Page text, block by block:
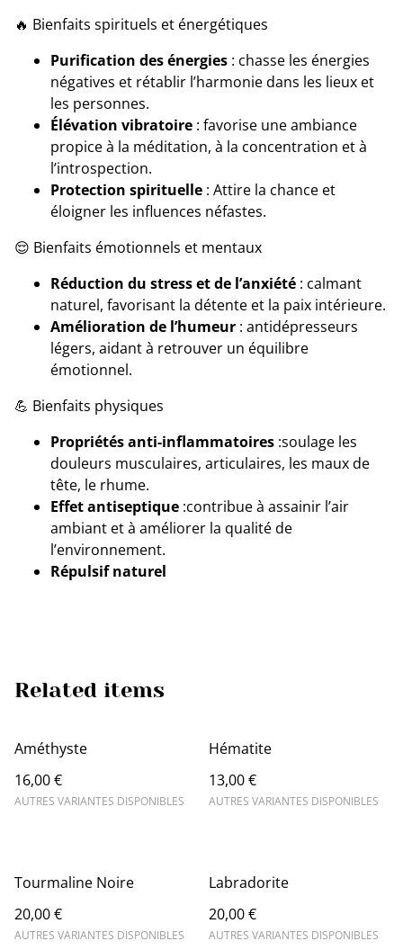
🔥 Bienfaits spirituels et énergétiques
Purification des énergies : chasse les énergies
négatives et rétablir l’harmonie dans les lieux et
les personnes.
Élévation vibratoire : favorise une ambiance
propice à la méditation, à la concentration et à
l’introspection.
Protection spirituelle : Attire la chance et
éloigner les influences néfastes.
😌 Bienfaits émotionnels et mentaux
Réduction du stress et de l’anxiété : calmant
naturel, favorisant la détente et la paix intérieure.
Amélioration de l’humeur : antidépresseurs
légers, aidant à retrouver un équilibre
émotionnel.
💪 Bienfaits physiques
Propriétés anti-inflammatoires :soulage les
douleurs musculaires, articulaires, les maux de
tête, le rhume.
Effet antiseptique :contribue à assainir l’air
ambiant et à améliorer la qualité de
l’environnement.
Répulsif naturel
Related items
Améthyste
16,00 €
AUTRES VARIANTES DISPONIBLES
Hématite
13,00 €
AUTRES VARIANTES DISPONIBLES
Tourmaline Noire
20,00 €
AUTRES VARIANTES DISPONIBLES
Labradorite
20,00 €
AUTRES VARIANTES DISPONIBLES